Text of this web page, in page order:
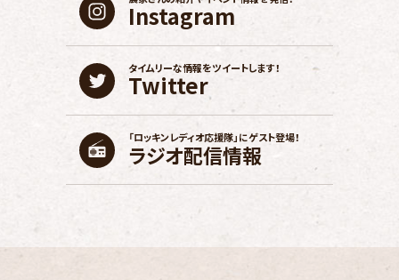
Instagram
Twitter
タイムリーな情報をツイートします！
ラジオ配信情報
「ロッキンレディオ応援隊」にゲスト登場！